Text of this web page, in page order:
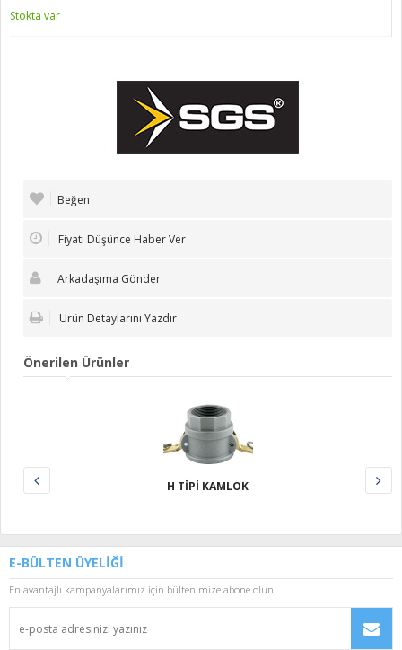
Stokta var
Beğen
Fiyatı Düşünce Haber Ver
Arkadaşıma Gönder
Ürün Detaylarını Yazdır
Önerilen Ürünler
H TİPİ KAMLOK
E-BÜLTEN ÜYELİĞİ
En avantajlı kampanyalarımız için bültenimize abone olun.